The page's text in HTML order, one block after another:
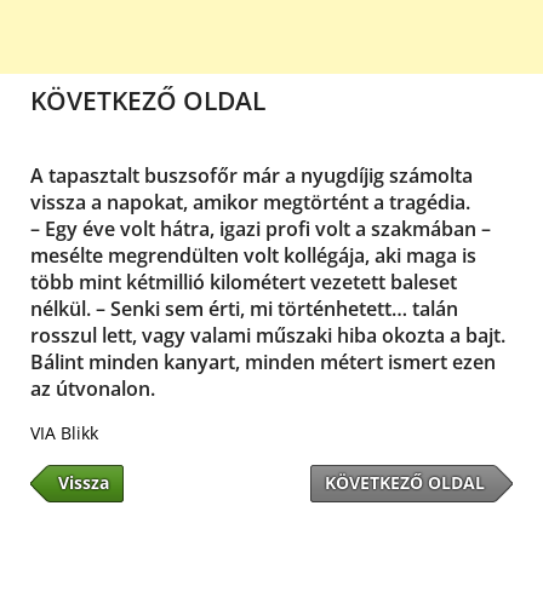
KÖVETKEZŐ OLDAL
A tapasztalt buszsofőr már a nyugdíjig számolta
vissza a napokat, amikor megtörtént a tragédia.
– Egy éve volt hátra, igazi profi volt a szakmában –
mesélte megrendülten volt kollégája, aki maga is
több mint kétmillió kilométert vezetett baleset
nélkül. – Senki sem érti, mi történhetett… talán
rosszul lett, vagy valami műszaki hiba okozta a bajt.
Bálint minden kanyart, minden métert ismert ezen
az útvonalon.
VIA Blikk
Vissza KÖVETKEZŐ OLDAL